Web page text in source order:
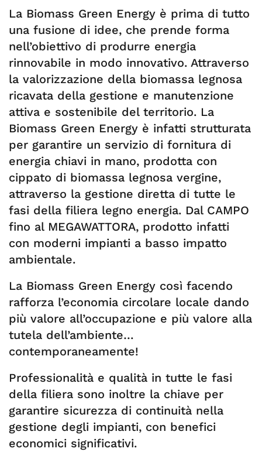
La Biomass Green Energy è prima di tutto
una fusione di idee, che prende forma
nell’obiettivo di produrre energia
rinnovabile in modo innovativo. Attraverso
la valorizzazione della biomassa legnosa
ricavata della gestione e manutenzione
attiva e sostenibile del territorio. La
Biomass Green Energy è infatti strutturata
per garantire un servizio di fornitura di
energia chiavi in mano, prodotta con
cippato di biomassa legnosa vergine,
attraverso la gestione diretta di tutte le
fasi della filiera legno energia. Dal CAMPO
fino al MEGAWATTORA, prodotto infatti
con moderni impianti a basso impatto
ambientale.
La Biomass Green Energy così facendo
rafforza l’economia circolare locale dando
più valore all’occupazione e più valore alla
tutela dell’ambiente…
contemporaneamente!
Professionalità e qualità in tutte le fasi
della filiera sono inoltre la chiave per
garantire sicurezza di continuità nella
gestione degli impianti, con benefici
economici significativi.